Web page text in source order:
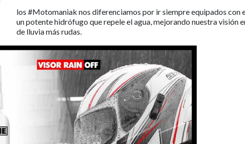
los #Motomaniak nos diferenciamos por ir siempre equipados con
un potente hidrófugo que repele el agua, mejorando nuestra visión
de lluvia más rudas.